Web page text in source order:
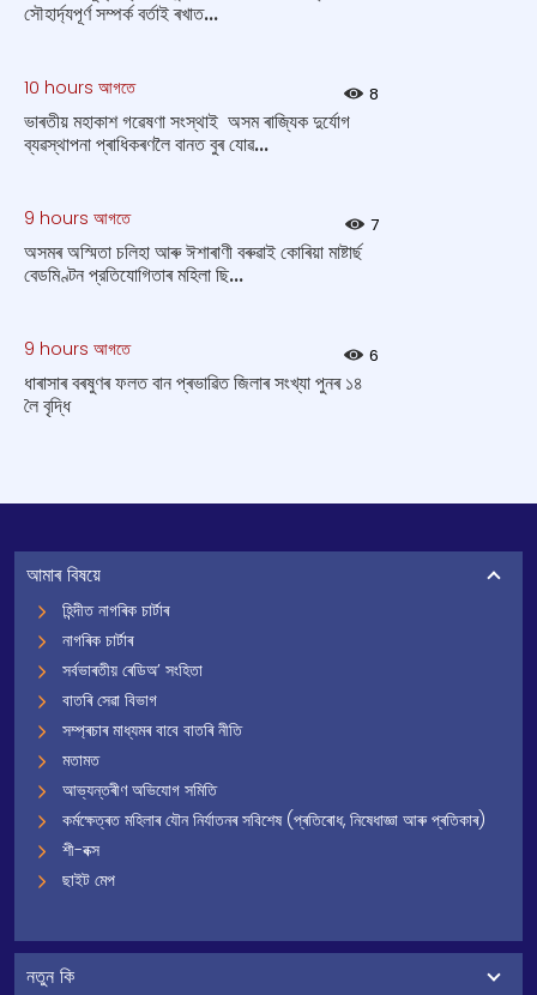
সৌহাৰ্দ্যপূৰ্ণ সম্পৰ্ক বৰ্তাই ৰখাত...
10 hours আগতে 8
ভাৰতীয় মহাকাশ গৱেষণা সংস্থাই অসম ৰাজ্যিক দুৰ্যোগ
ব্যৱস্থাপনা প্ৰাধিকৰণলৈ বানত বুৰ যোৱ...
9 hours আগতে 7
অসমৰ অস্মিতা চলিহা আৰু ঈশাৰাণী বৰুৱাই কোৰিয়া মাষ্টাৰ্ছ
বেডমিণ্টন প্রতিযোগিতাৰ মহিলা ছি...
9 hours আগতে 6
ধাৰাসাৰ বৰষুণৰ ফলত বান প্ৰভাৱিত জিলাৰ সংখ্যা পুনৰ ১৪
লৈ বৃদ্ধি
আমাৰ বিষয়ে
হিন্দীত নাগৰিক চাৰ্টাৰ
নাগৰিক চাৰ্টাৰ
সৰ্বভাৰতীয় ৰেডিঅ’ সংহিতা
বাতৰি সেৱা বিভাগ
সম্প্ৰচাৰ মাধ্যমৰ বাবে বাতৰি নীতি
মতামত
আভ্যন্তৰীণ অভিযোগ সমিতি
কৰ্মক্ষেত্ৰত মহিলাৰ যৌন নিৰ্যাতনৰ সবিশেষ (প্ৰতিৰোধ, নিষেধাজ্ঞা আৰু প্ৰতিকাৰ)
শী-বক্স
ছাইট মেপ
নতুন কি